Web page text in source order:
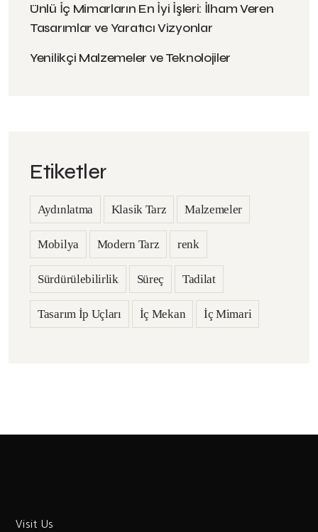
Ünlü İç Mimarların En İyi İşleri: İlham Veren
Tasarımlar ve Yaratıcı Vizyonlar
Yenilikçi Malzemeler ve Teknolojiler
Etiketler
Aydınlatma Klasik Tarz Malzemeler
Mobilya Modern Tarz renk
Sürdürülebilirlik Süreç Tadilat
Tasarım İp Uçları İç Mekan İç Mimari
Visit Us